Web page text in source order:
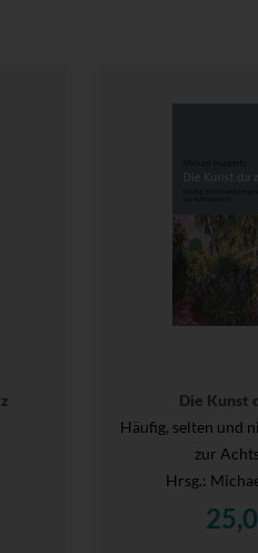
Die Kunst
Häufig, selten und
zur
Hrsg.: